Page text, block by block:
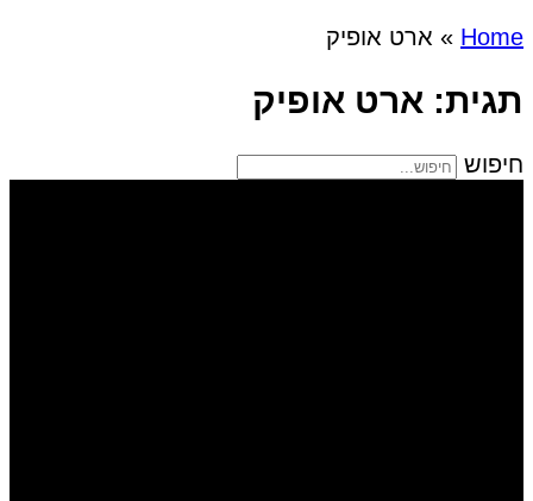
Home
» ארט אופיק
תגית: ארט אופיק
חיפוש